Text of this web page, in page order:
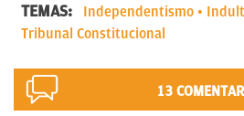
TEMAS: Independentismo
Tribunal Constitucional
13